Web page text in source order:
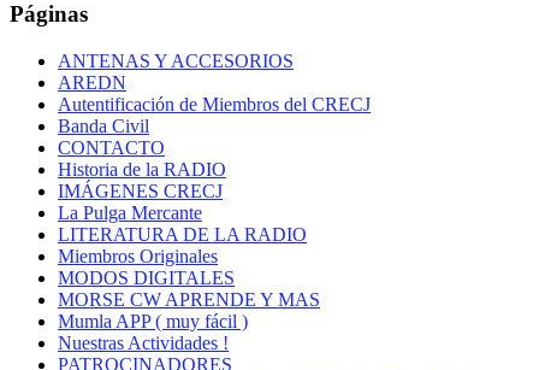
Páginas
ANTENAS Y ACCESORIOS
AREDN
Autentificación de Miembros del CRECJ
Banda Civil
CONTACTO
Historia de la RADIO
IMÁGENES CRECJ
La Pulga Mercante
LITERATURA DE LA RADIO
Miembros Originales
MODOS DIGITALES
MORSE CW APRENDE Y MAS
Mumla APP ( muy fácil )
Nuestras Actividades !
PATROCINADORES